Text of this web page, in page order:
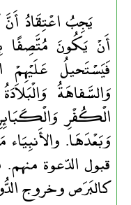
يَجِبُ اعْتِقَادُ
أَنْ يَكُونَ مُتَّصِفًا
فَيَسْتَحيلُ عَلَيْهِمْ
وَالسَّفاهَةُ
الْكُفْرِ
وَبَعْدَهَا.
قبول الدّعوة
كالبَرَص وخروج